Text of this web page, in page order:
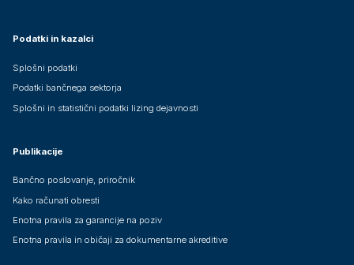
Podatki in kazalci
Splošni podatki
Podatki bančnega sektorja
Splošni in statistični podatki lizing dejavnosti
Publikacije
Bančno poslovanje, priročnik
Kako računati obresti
Enotna pravila za garancije na poziv
Enotna pravila in običaji za dokumentarne akreditive